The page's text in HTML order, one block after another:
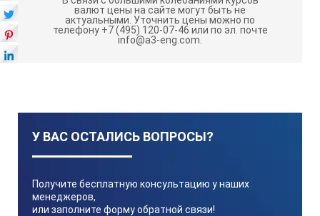
валют цены на сайте могут быть не
актуальными. Уточнить цены можно по
телефону +7 (495) 120-07-46 или по эл. почте
info@a3-eng.com.
У ВАС ОСТАЛИСЬ ВОПРОСЫ?
Получите бесплатную консультацию у наших
менеджеров,
или заполните форму обратной связи!